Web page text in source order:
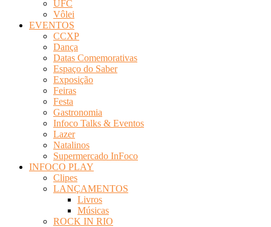
UFC
Vôlei
EVENTOS
CCXP
Dança
Datas Comemorativas
Espaço do Saber
Exposição
Feiras
Festa
Gastronomia
Infoco Talks & Eventos
Lazer
Natalinos
Supermercado InFoco
INFOCO PLAY
Clipes
LANÇAMENTOS
Livros
Músicas
ROCK IN RIO